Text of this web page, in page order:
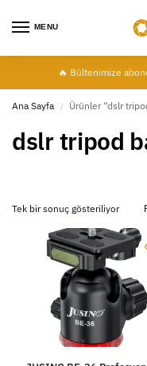
MENU
🔥 Bültenimize
Ana Sayfa / Ürünler “dslr
dslr tripod
Tek bir sonuç gösteriliyor